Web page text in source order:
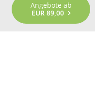
Angebote ab
EUR 89,00